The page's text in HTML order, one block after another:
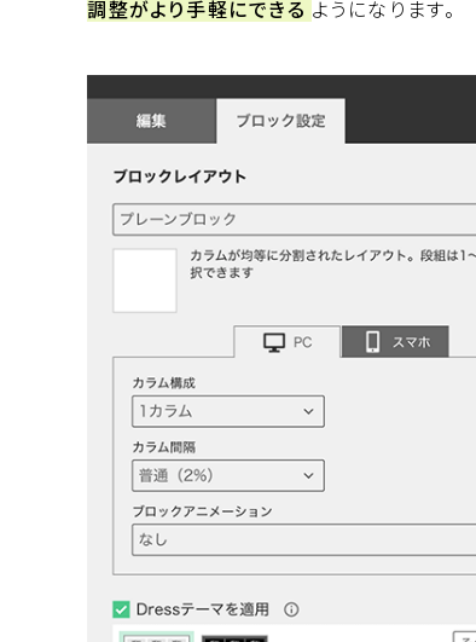
調整がより手軽にできる ようになります。